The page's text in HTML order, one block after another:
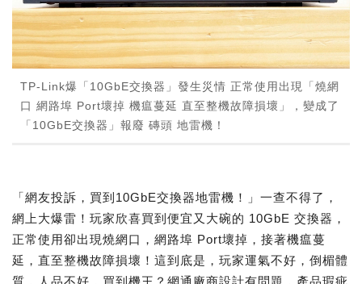
TP-Link爆「10GbE交換器」發生災情 正常使用出現「燒網
口 網路埠 Port壞掉 機瘟蔓延 直至整機故障損壞」，變成了
「10GbE交換器」報廢 磚頭 地雷機！
「網友投訴，買到10GbE交換器地雷機！」一查不得了，
網上大爆雷！玩家欣喜買到便宜又大碗的 10GbE 交換器，
正常使用卻出現燒網口，網路埠 Port壞掉，接著機瘟蔓
延，直至整機故障損壞！這到底是，玩家運氣不好，倒楣體
質，人品不好，買到機王？網通廠商設計有問題，產品瑕疵